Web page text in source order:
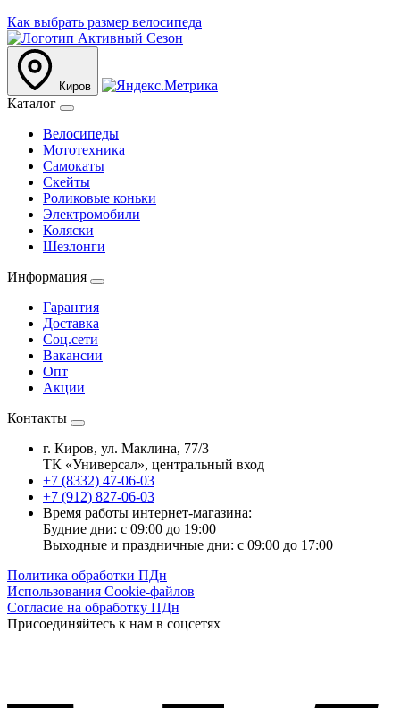
Как выбрать размер велосипеда
Киров
Каталог
Велосипеды
Мототехника
Самокаты
Скейты
Роликовые коньки
Электромобили
Коляски
Шезлонги
Информация
Гарантия
Доставка
Соц.сети
Вакансии
Опт
Акции
Контакты
г. Киров, ул. Маклина, 77/3
ТК «Универсал», центральный вход
+7 (8332) 47-06-03
+7 (912) 827-06-03
Время работы интернет-магазина:
Будние дни: с 09:00 до 19:00
Выходные и праздничные дни: с 09:00 до 17:00
Политика обработки ПДн
Использования Cookie-файлов
Согласие на обработку ПДн
Присоединяйтесь к нам в соцсетях